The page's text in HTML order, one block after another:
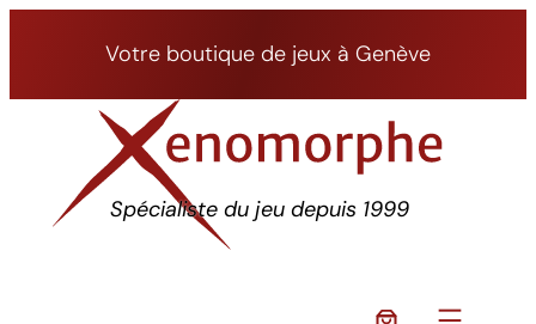
Votre boutique de jeux à Genève
Spécialiste du jeu depuis 1999